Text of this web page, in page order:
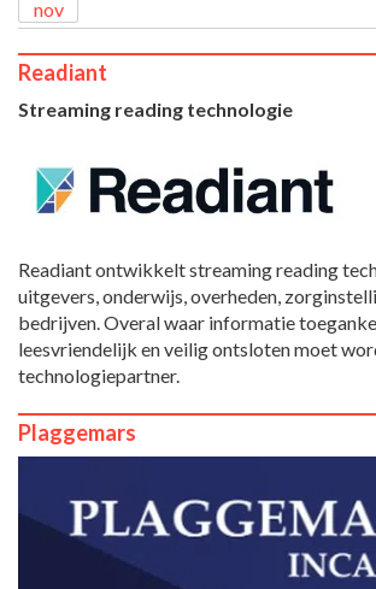
nov
Readiant
Streaming reading technologie
Readiant ontwikkelt streaming reading
uitgevers, onderwijs, overheden,
bedrijven. Overal waar informatie
leesvriendelijk en veilig ontsloten moet
technologiepartner.
Plaggemars